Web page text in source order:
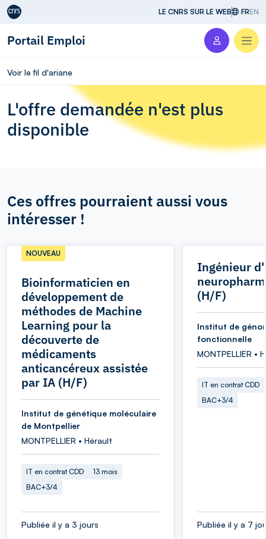
Aller au contenu LE CNRS SUR LE WEB FREN
Portail Emploi
Voir le fil d'ariane
L'offre demandée n'est plus
disponible
Ces offres pourraient aussi vous
intéresser !
Bioinformaticien en
développement de
méthodes de Machine
Learning pour la
découverte de
médicaments
anticancéreux assistée
par IA (H/F)
NOUVEAU
Institut de génétique moléculaire
de Montpellier
MONTPELLIER • Hérault
IT en contrat CDD
13 mois
BAC+3/4
Publiée il y a 3 jours
Ingénieur
(H/F)
Institut de
fonctionnelle
MONTPELLIER •
IT en contrat CDD
BAC+3/4
Publiée il y a 7